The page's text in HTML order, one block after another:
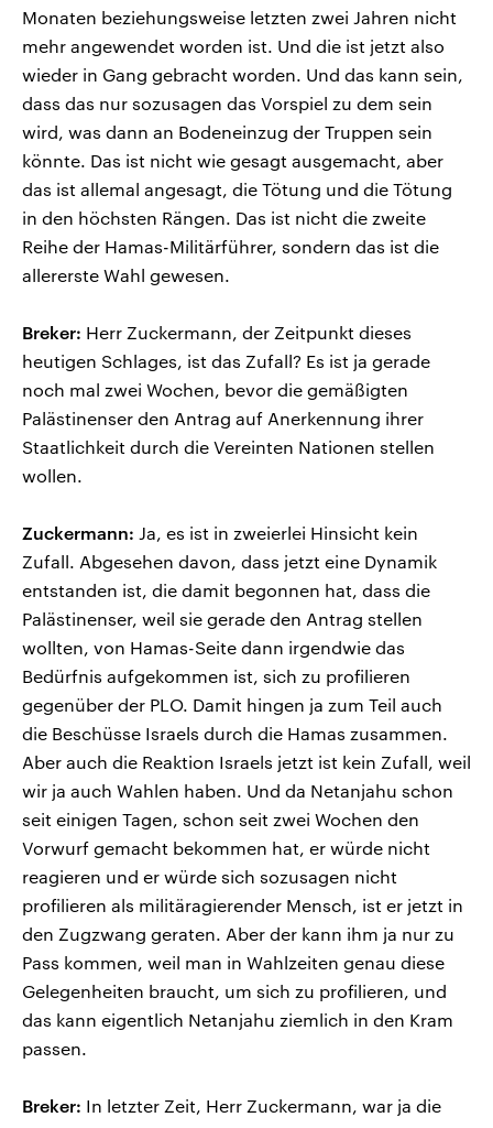
Monaten beziehungsweise letzten zwei Jahren nicht
mehr angewendet worden ist. Und die ist jetzt also
wieder in Gang gebracht worden. Und das kann sein,
dass das nur sozusagen das Vorspiel zu dem sein
wird, was dann an Bodeneinzug der Truppen sein
könnte. Das ist nicht wie gesagt ausgemacht, aber
das ist allemal angesagt, die Tötung und die Tötung
in den höchsten Rängen. Das ist nicht die zweite
Reihe der Hamas-Militärführer, sondern das ist die
allererste Wahl gewesen.
Breker: Herr Zuckermann, der Zeitpunkt dieses
heutigen Schlages, ist das Zufall? Es ist ja gerade
noch mal zwei Wochen, bevor die gemäßigten
Palästinenser den Antrag auf Anerkennung ihrer
Staatlichkeit durch die Vereinten Nationen stellen
wollen.
Zuckermann: Ja, es ist in zweierlei Hinsicht kein
Zufall. Abgesehen davon, dass jetzt eine Dynamik
entstanden ist, die damit begonnen hat, dass die
Palästinenser, weil sie gerade den Antrag stellen
wollten, von Hamas-Seite dann irgendwie das
Bedürfnis aufgekommen ist, sich zu profilieren
gegenüber der PLO. Damit hingen ja zum Teil auch
die Beschüsse Israels durch die Hamas zusammen.
Aber auch die Reaktion Israels jetzt ist kein Zufall, weil
wir ja auch Wahlen haben. Und da Netanjahu schon
seit einigen Tagen, schon seit zwei Wochen den
Vorwurf gemacht bekommen hat, er würde nicht
reagieren und er würde sich sozusagen nicht
profilieren als militäragierender Mensch, ist er jetzt in
den Zugzwang geraten. Aber der kann ihm ja nur zu
Pass kommen, weil man in Wahlzeiten genau diese
Gelegenheiten braucht, um sich zu profilieren, und
das kann eigentlich Netanjahu ziemlich in den Kram
passen.
Breker: In letzter Zeit, Herr Zuckermann, war ja die